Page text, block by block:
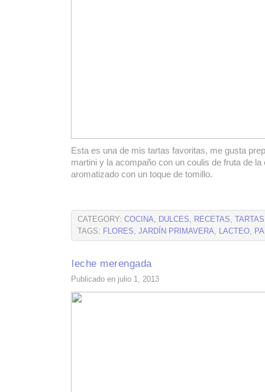
Esta es una de mis tartas favoritas, me gusta
martini y la acompaño con un coulis de fruta de
aromatizado con un toque de tomillo.
CATEGORY: COCINA, DULCES, RECETAS,
TAGS: FLORES, JARDÍN PRIMAVERA, LACTEO,
leche merengada
Publicado en julio 1, 2013